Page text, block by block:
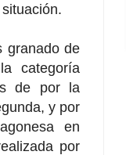
granado de
categoría
de por la
y por
en
por